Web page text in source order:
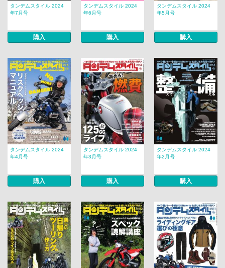
タンデムスタイル 2024
年7月号
購入
タンデムスタイル 2024
年6月号
購入
タンデムスタイル 2024
年5月号
購入
タンデムスタイル 2024
年4月号
購入
タンデムスタイル 2024
年3月号
購入
タンデムスタイル 2024
年2月号
購入